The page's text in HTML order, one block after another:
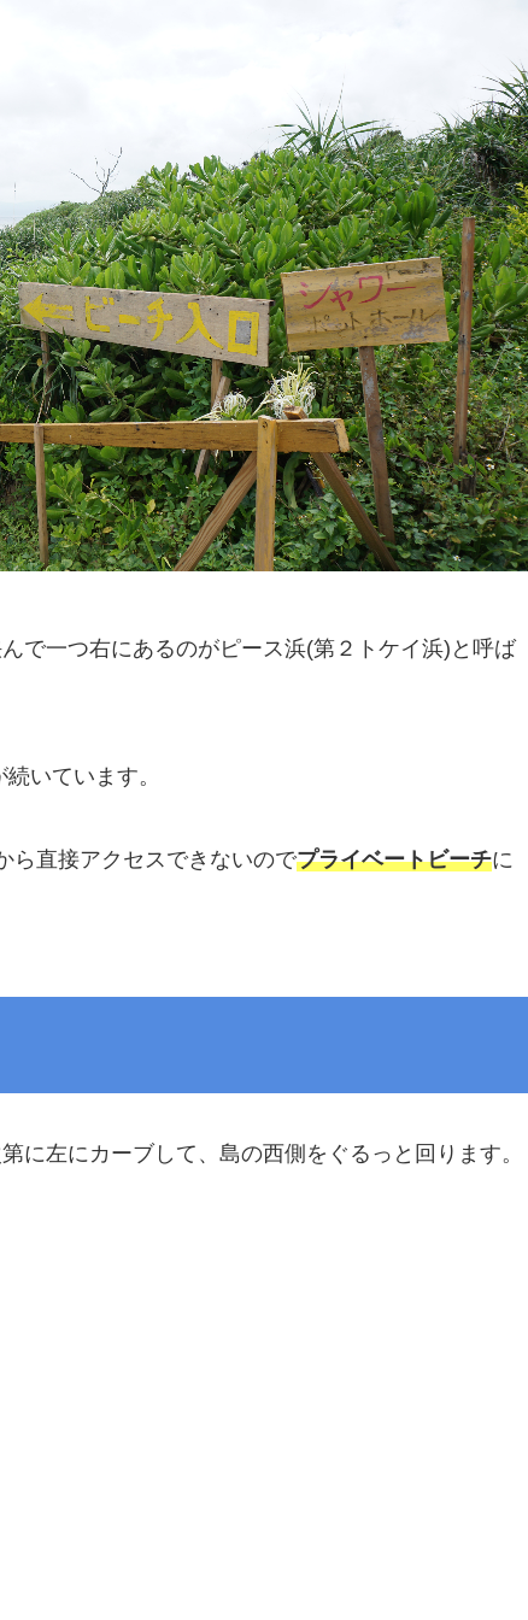
で一つ右にあるのがピース浜(第２トケイ浜)と呼ば
いています。
ら直接アクセスできないのでプライベートビーチに
に左にカーブして、島の西側をぐるっと回ります。